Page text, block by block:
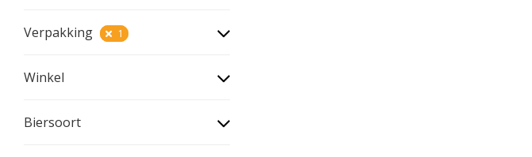
Verpakking 1
Winkel
Biersoort